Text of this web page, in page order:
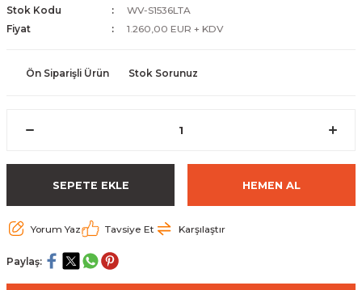
Merkezi Altyapısı
Stok Kodu
WV-S1536LTA
Fiyat
1.260,00 EUR + KDV
Ön Siparişli Ürün Stok Sorunuz
SEPETE EKLE HEMEN AL
Yorum Yaz Tavsiye Et Karşılaştır
Paylaş: